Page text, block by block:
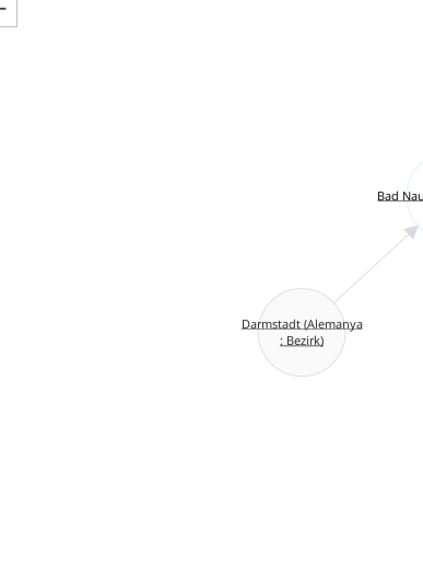
Bad
Darmstadt (Alemanya
: Bezirk)